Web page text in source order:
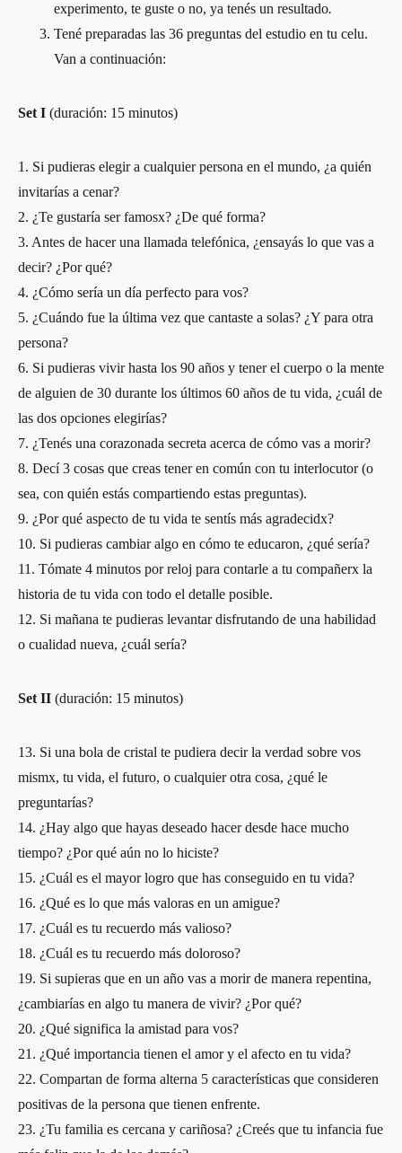
experimento, te guste o no, ya tenés un resultado.
Tené preparadas las 36 preguntas del estudio en tu celu.
Van a continuación:
Set I (duración: 15 minutos)
1. Si pudieras elegir a cualquier persona en el mundo, ¿a quién
invitarías a cenar?
2. ¿Te gustaría ser famosx? ¿De qué forma?
3. Antes de hacer una llamada telefónica, ¿ensayás lo que vas a
decir? ¿Por qué?
4. ¿Cómo sería un día perfecto para vos?
5. ¿Cuándo fue la última vez que cantaste a solas? ¿Y para otra
persona?
6. Si pudieras vivir hasta los 90 años y tener el cuerpo o la mente
de alguien de 30 durante los últimos 60 años de tu vida, ¿cuál de
las dos opciones elegirías?
7. ¿Tenés una corazonada secreta acerca de cómo vas a morir?
8. Decí 3 cosas que creas tener en común con tu interlocutor (o
sea, con quién estás compartiendo estas preguntas).
9. ¿Por qué aspecto de tu vida te sentís más agradecidx?
10. Si pudieras cambiar algo en cómo te educaron, ¿qué sería?
11. Tómate 4 minutos por reloj para contarle a tu compañerx la
historia de tu vida con todo el detalle posible.
12. Si mañana te pudieras levantar disfrutando de una habilidad
o cualidad nueva, ¿cuál sería?
Set II (duración: 15 minutos)
13. Si una bola de cristal te pudiera decir la verdad sobre vos
mismx, tu vida, el futuro, o cualquier otra cosa, ¿qué le
preguntarías?
14. ¿Hay algo que hayas deseado hacer desde hace mucho
tiempo? ¿Por qué aún no lo hiciste?
15. ¿Cuál es el mayor logro que has conseguido en tu vida?
16. ¿Qué es lo que más valoras en un amigue?
17. ¿Cuál es tu recuerdo más valioso?
18. ¿Cuál es tu recuerdo más doloroso?
19. Si supieras que en un año vas a morir de manera repentina,
¿cambiarías en algo tu manera de vivir? ¿Por qué?
20. ¿Qué significa la amistad para vos?
21. ¿Qué importancia tienen el amor y el afecto en tu vida?
22. Compartan de forma alterna 5 características que consideren
positivas de la persona que tienen enfrente.
23. ¿Tu familia es cercana y cariñosa? ¿Creés que tu infancia fue